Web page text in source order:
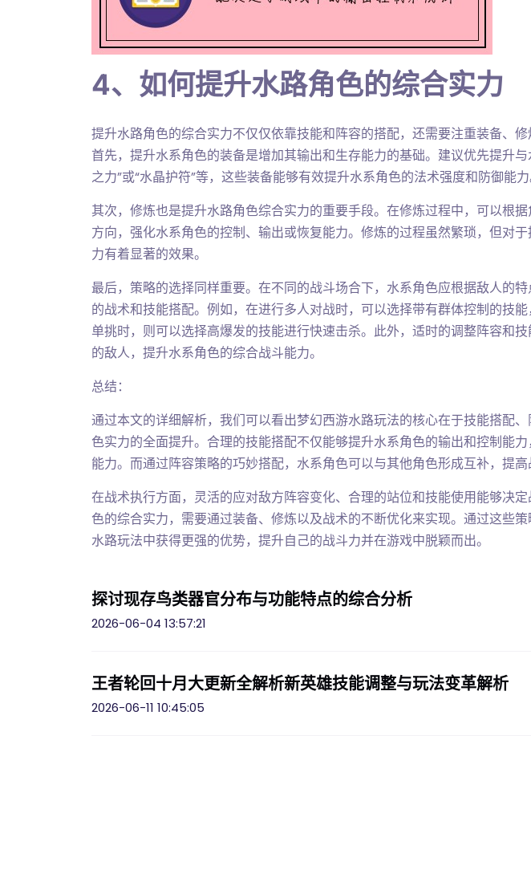
4、如何提升水路角色的综合实力
提升水路角色的综合实力不仅仅依靠技能和阵容的搭配，还需要注重装备、修
首先，提升水系角色的装备是增加其输出和生存能力的基础。建议优先提升
之力”或“水晶护符”等，这些装备能够有效提升水系角色的法术强度和防御能力
其次，修炼也是提升水路角色综合实力的重要手段。在修炼过程中，可以根
方向，强化水系角色的控制、输出或恢复能力。修炼的过程虽然繁琐，但对
力有着显著的效果。
最后，策略的选择同样重要。在不同的战斗场合下，水系角色应根据敌人的
的战术和技能搭配。例如，在进行多人对战时，可以选择带有群体控制的技
单挑时，则可以选择高爆发的技能进行快速击杀。此外，适时的调整阵容和
的敌人，提升水系角色的综合战斗能力。
总结：
通过本文的详细解析，我们可以看出梦幻西游水路玩法的核心在于技能搭配
色实力的全面提升。合理的技能搭配不仅能够提升水系角色的输出和控制能
能力。而通过阵容策略的巧妙搭配，水系角色可以与其他角色形成互补，提高
在战术执行方面，灵活的应对敌方阵容变化、合理的站位和技能使用能够决
色的综合实力，需要通过装备、修炼以及战术的不断优化来实现。通过这些
水路玩法中获得更强的优势，提升自己的战斗力并在游戏中脱颖而出。
探讨现存鸟类器官分布与功能特点的综合分析
2026-06-04 13:57:21
王者轮回十月大更新全解析新英雄技能调整与玩法变革解析
2026-06-11 10:45:05